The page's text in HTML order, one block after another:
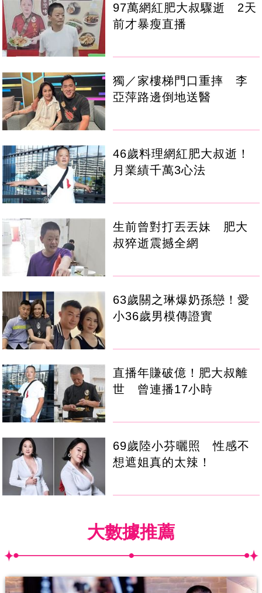
97萬網紅肥大叔驟逝 2天
前才暴瘦直播
獨／家樓梯門口重摔 李
亞萍路邊倒地送醫
46歲料理網紅肥大叔逝！
月業績千萬3心法
生前曾對打丟丟妹 肥大
叔猝逝震撼全網
63歲關之琳爆奶孫戀！愛
小36歲男模傳證實
直播年賺破億！肥大叔離
世 曾連播17小時
69歲陸小芬曬照 性感不
想遮姐真的太辣！
大數據推薦